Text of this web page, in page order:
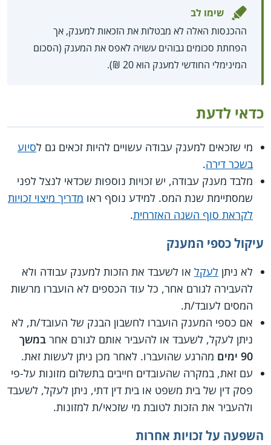
שימו לב
ההכנסות האלה לא מבטלות את הזכאות למענק, אך
הפחתת סכומים גבוהים עשויה לאפס את המענק (הסכום
המינימלי החודשי למענק הוא 20 ₪).
כדאי לדעת
מי שזכאים למענק עבודה עשויים להיות זכאים גם לסיוע
בשכר דירה.
מלבד מענק עבודה, יש זכויות נוספות שכדאי לנצל לפני
שמסתיימת שנת המס. למידע נוסף ראו מדריך מיצוי זכויות
לקראת סוף השנה האזרחית.
עיקול כספי המענק
לא ניתן לעקל או לשעבד את הזכות למענק עבודה ולא
להעבירה לגורם אחר, כל עוד הכספים לא הועברו מרשות
המסים לעובד/ת.
אם כספי המענק הועברו לחשבון הבנק של העובד/ת, לא
ניתן לעקל, לשעבד או להעביר אותם לגורם אחר במשך
90 ימים
מהרגע שהועברו. לאחר מכן ניתן לעשות זאת.
עם זאת, במקרה שהעובדים חייבים בתשלום מזונות על-פי
פסק דין של בית משפט או בית דין דתי, ניתן לעקל, לשעבד
ולהעביר את הזכות לטובת מי שזכאי/ת למזונות.
השפעה על זכויות אחרות